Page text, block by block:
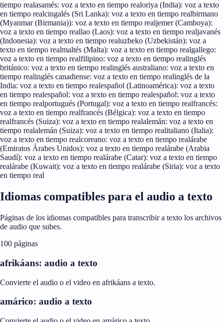
tiempo realasamés: voz a texto en tiempo realoriya (India): voz a texto
en tiempo realcingalés (Sri Lanka): voz a texto en tiempo realbirmano
(Myanmar (Birmania)): voz a texto en tiempo realjemer (Camboya):
voz a texto en tiempo reallao (Laos): voz a texto en tiempo realjavanés
(Indonesia): voz a texto en tiempo realuzbeko (Uzbekistán): voz a
texto en tiempo realmaltés (Malta): voz a texto en tiempo realgallego:
voz a texto en tiempo realfilipino: voz a texto en tiempo realinglés
británico: voz a texto en tiempo realinglés australiano: voz a texto en
tiempo realinglés canadiense: voz a texto en tiempo realinglés de la
India: voz a texto en tiempo realespañol (Latinoamérica): voz a texto
en tiempo realespañol: voz a texto en tiempo realespañol: voz a texto
en tiempo realportugués (Portugal): voz a texto en tiempo realfrancés:
voz a texto en tiempo realfrancés (Bélgica): voz a texto en tiempo
realfrancés (Suiza): voz a texto en tiempo realalemán: voz a texto en
tiempo realalemán (Suiza): voz a texto en tiempo realitaliano (Italia):
voz a texto en tiempo realcoreano: voz a texto en tiempo realárabe
(Emiratos Árabes Unidos): voz a texto en tiempo realárabe (Arabia
Saudí): voz a texto en tiempo realárabe (Catar): voz a texto en tiempo
realárabe (Kuwait): voz a texto en tiempo realárabe (Siria): voz a texto
en tiempo real
Idiomas compatibles para el audio a texto
Páginas de los idiomas compatibles para transcribir a texto los archivos
de audio que subes.
100 páginas
afrikáans: audio a texto
Convierte el audio o el video en afrikáans a texto.
amárico: audio a texto